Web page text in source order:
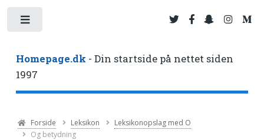
Homepage.dk - Din startside på nettet siden
1997
Forside Leksikon
Leksikonopslag med O
Og betydning